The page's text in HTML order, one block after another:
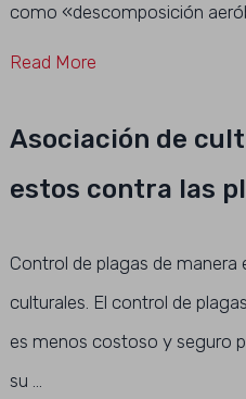
como «descomposición
Read More
Asociación de
estos contra las
Control de plagas de
culturales. El control de
es menos costoso y seguro
su …